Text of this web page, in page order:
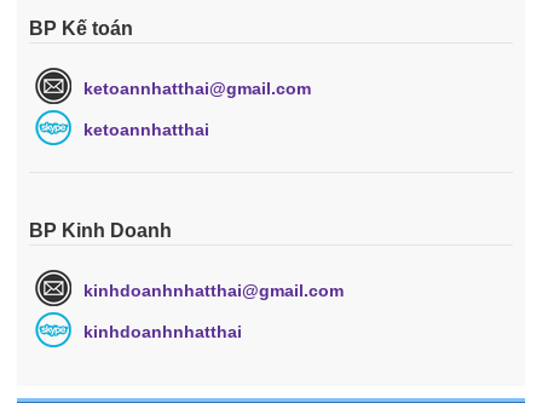
BP Kế toán
ketoannhatthai@gmail.com
ketoannhatthai
BP Kinh Doanh
kinhdoanhnhatthai@gmail.com
kinhdoanhnhatthai